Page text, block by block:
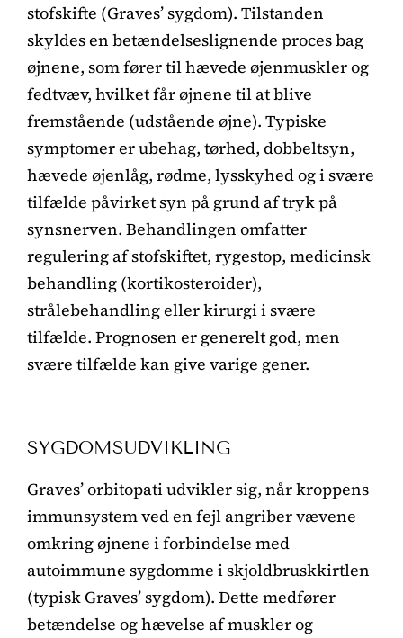
stofskifte (Graves’ sygdom). Tilstanden
skyldes en betændelseslignende proces bag
øjnene, som fører til hævede øjenmuskler og
fedtvæv, hvilket får øjnene til at blive
fremstående (udstående øjne). Typiske
symptomer er ubehag, tørhed, dobbeltsyn,
hævede øjenlåg, rødme, lysskyhed og i svære
tilfælde påvirket syn på grund af tryk på
synsnerven. Behandlingen omfatter
regulering af stofskiftet, rygestop, medicinsk
behandling (kortikosteroider),
strålebehandling eller kirurgi i svære
tilfælde. Prognosen er generelt god, men
svære tilfælde kan give varige gener.
SYGDOMSUDVIKLING
Graves’ orbitopati udvikler sig, når kroppens
immunsystem ved en fejl angriber vævene
omkring øjnene i forbindelse med
autoimmune sygdomme i skjoldbruskkirtlen
(typisk Graves’ sygdom). Dette medfører
betændelse og hævelse af muskler og